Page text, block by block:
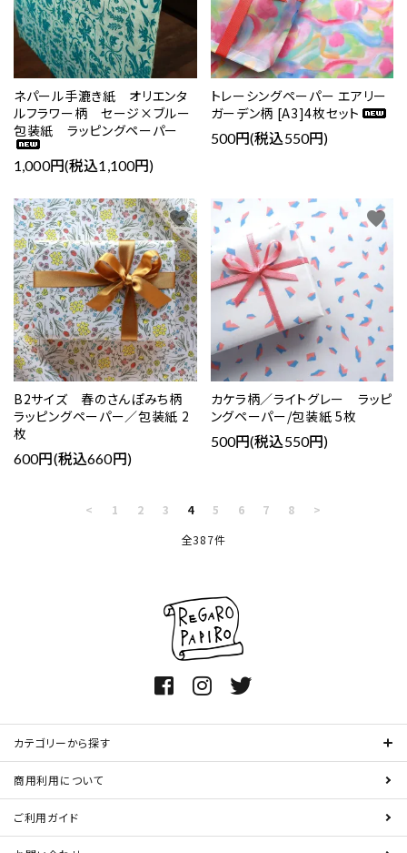
ネパール手漉き紙 オリエンタ
ルフラワー柄 セージ×ブルー
包装紙 ラッピングペーパー
1,000円(税込1,100円)
トレーシングペーパー エアリー
ガーデン柄 [A3]4枚セット
500円(税込550円)
B2サイズ 春のさんぽみち柄
ラッピングペーパー／包装紙 2
枚
600円(税込660円)
favorite
カケラ柄／ライトグレー ラッピ
ングペーパー/包装紙 5枚
500円(税込550円)
favorite
< 1 2 3 4 5 6 7 8
>
全387件
カテゴリーから探す
商用利用について
ご利用ガイド